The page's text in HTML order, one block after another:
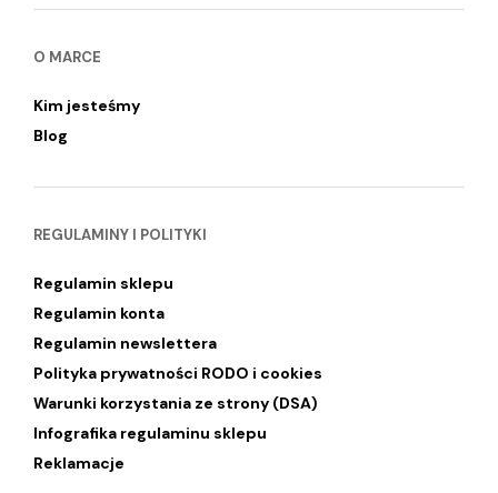
O MARCE
Kim jesteśmy
Blog
REGULAMINY I POLITYKI
Regulamin sklepu
Regulamin konta
Regulamin newslettera
Polityka prywatności RODO i cookies
Warunki korzystania ze strony (DSA)
Infografika regulaminu sklepu
Reklamacje